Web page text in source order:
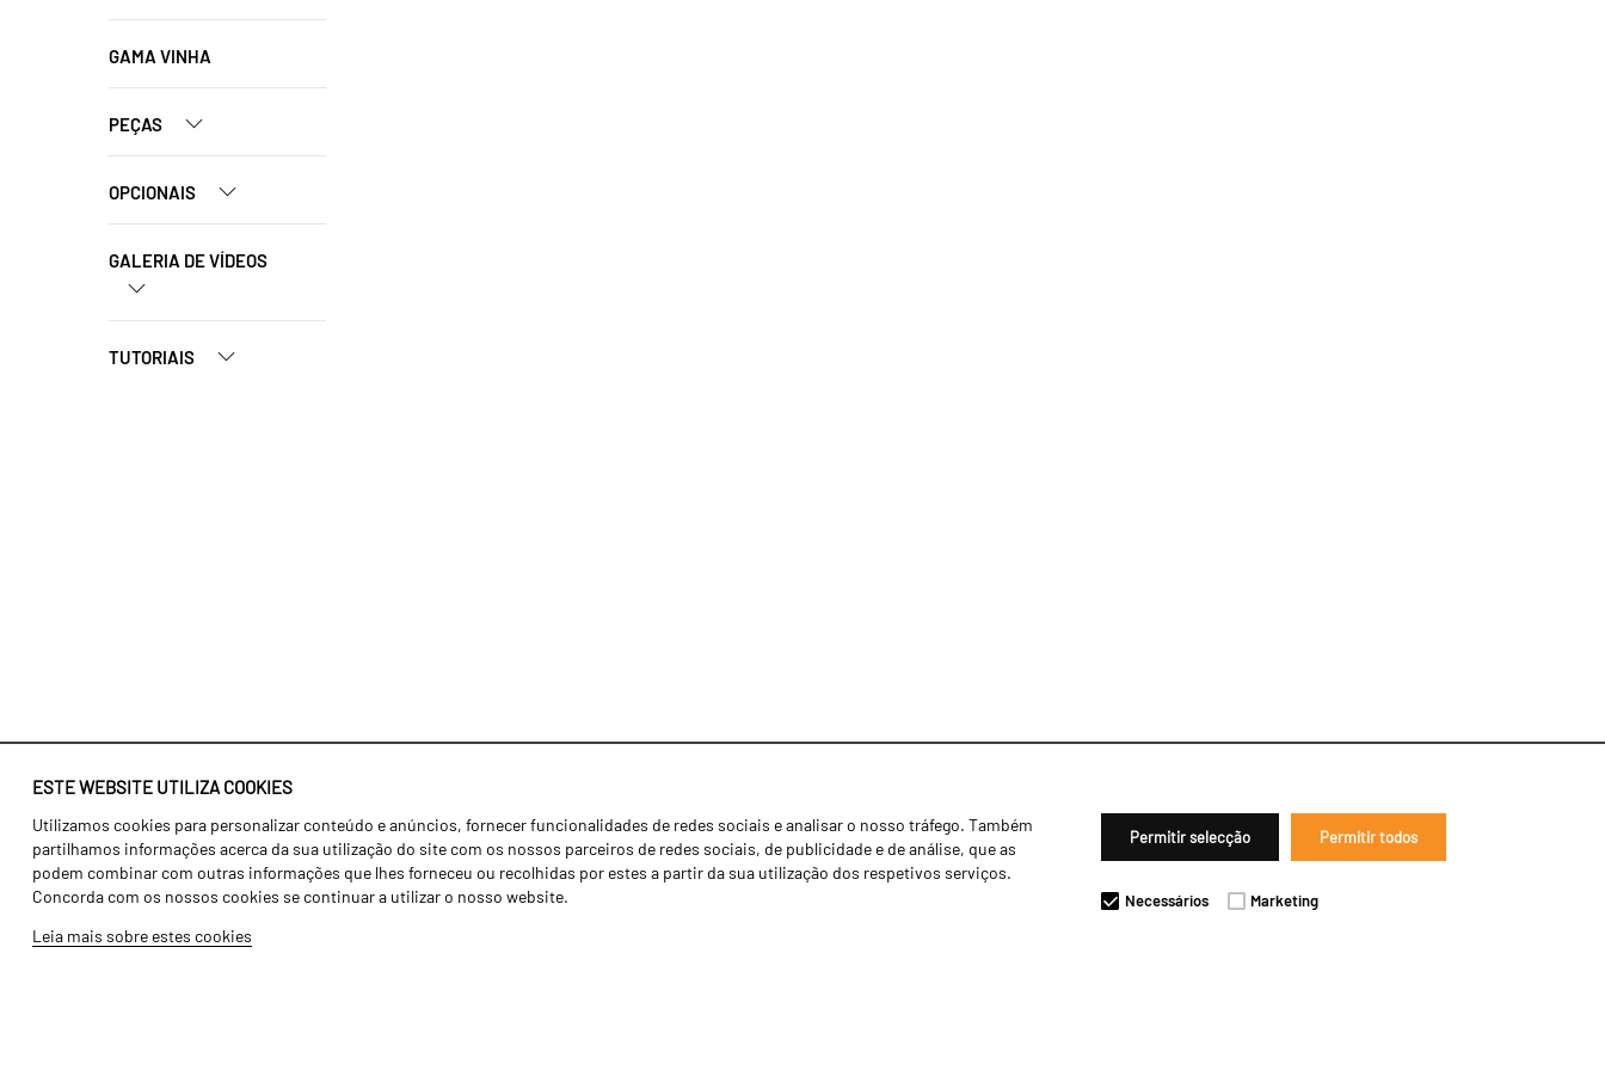
ESTE WEBSITE UTILIZA COOKIES
Utilizamos cookies para personalizar conteúdo e anúncios, fornecer funcionalidades de redes sociais e analisar o nosso tráfego. Também
partilhamos informações acerca da sua utilização do site com os nossos parceiros de redes sociais, de publicidade e de análise, que as
podem combinar com outras informações que lhes forneceu ou recolhidas por estes a partir da sua utilização dos respetivos serviços.
Concorda com os nossos cookies se continuar a utilizar o nosso website.
Leia mais sobre estes cookies
Permitir selecção Permitir todos
Necessários Marketing
GAMA VINHA
PEÇAS
OPCIONAIS
GALERIA DE VÍDEOS
TUTORIAIS
Identidade
História
Fábrica / Produção
Recursos Humanos
Agricultura
Transportes
Gama Floresta
Notícias
Concessionários